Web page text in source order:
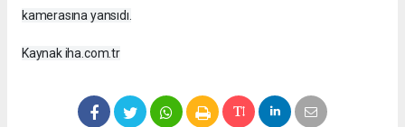
kamerasına yansıdı.
Kaynak iha.com.tr